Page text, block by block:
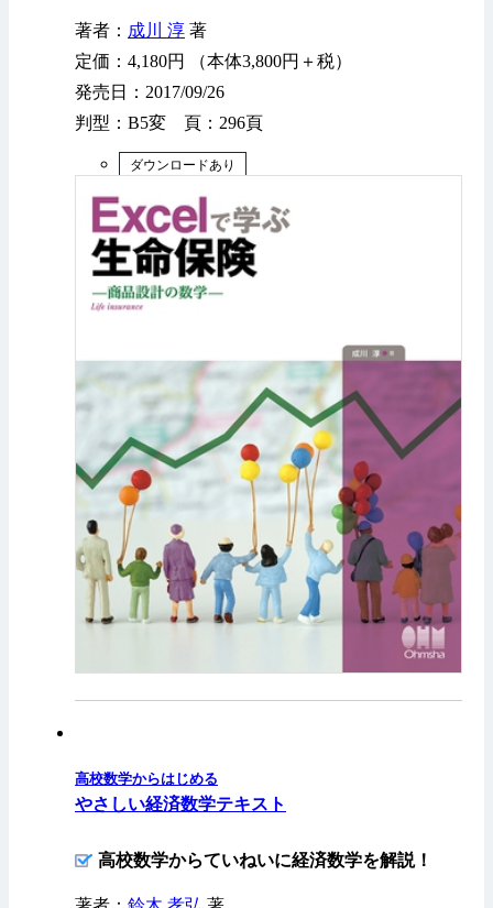
著者： 成川 淳 著
定価：4,180円 （本体3,800円＋税）
発売日：2017/09/26
判型：B5変 頁：296頁
ダウンロードあり
高校数学からはじめる
やさしい経済数学テキスト
高校数学からていねいに経済数学を解説！